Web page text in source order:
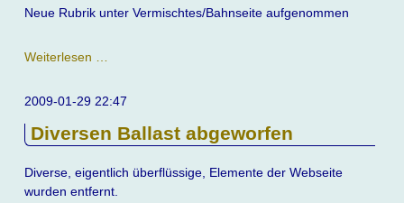
Neue Rubrik unter Vermischtes/Bahnseite aufgenommen
Weiterlesen …
2009-01-29 22:47
Diversen Ballast abgeworfen
Diverse, eigentlich überflüssige, Elemente der Webseite
wurden entfernt.